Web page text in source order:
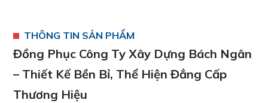
THÔNG TIN SẢN PHẨM
Đồng Phục Công Ty Xây Dựng Bách Ngân
– Thiết Kế Bền Bỉ, Thể Hiện Đẳng Cấp
Thương Hiệu